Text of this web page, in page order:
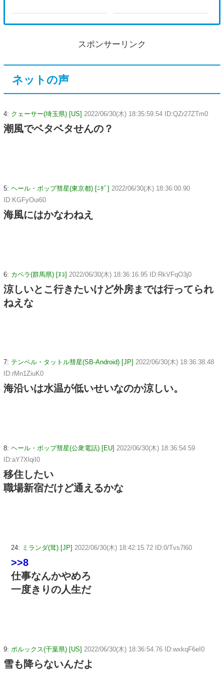
スポンサーリンク
ネットの声
4: クェーサー(埼玉県) [US] 2022/06/30(木) 18:35:59.54 ID:QZr27ZTm0
潮風でベタベタせんの？
5: ヘール・ボップ彗星(東京都) [ﾆﾀﾞ] 2022/06/30(木) 18:36:00.90
ID:KGFyOui60
海風にはかなわねえ
6: カペラ(群馬県) [ﾇｺ] 2022/06/30(木) 18:36:16.95 ID:RkVFqO3j0
涼しいとこ行きたいけど外房までは行ってられ
ねえな
7: テンペル・タットル彗星(SB-Android) [JP] 2022/06/30(木) 18:36:38.48
ID:rMn1ZiuK0
海沿いは水温が低いせいなのか涼しい。
8: ヘール・ボップ彗星(公衆電話) [EU] 2022/06/30(木) 18:36:54.59
ID:aY7XlqiI0
移住したい
職場新宿だけど通えるかな
24: ミランダ(茸) [JP] 2022/06/30(木) 18:42:15.72 ID:0/Tvs7l60
>>8
仕事なんかやめろ
一度きりの人生だ
9: ポルックス(千葉県) [US] 2022/06/30(木) 18:36:54.76 ID:wxkqF6eI0
雪も降らないんだよ